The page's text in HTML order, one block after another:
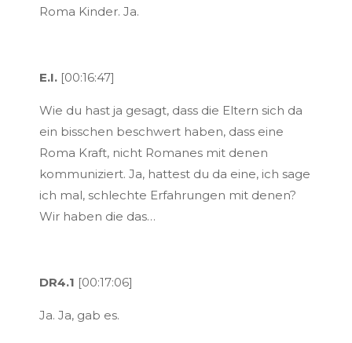
Roma Kinder. Ja.
E.I. [00:16:47]
Wie du hast ja gesagt, dass die Eltern sich da
ein bisschen beschwert haben, dass eine
Roma Kraft, nicht Romanes mit denen
kommuniziert. Ja, hattest du da eine, ich sage
ich mal, schlechte Erfahrungen mit denen?
Wir haben die das…
DR4.1 [00:17:06]
Ja. Ja, gab es.